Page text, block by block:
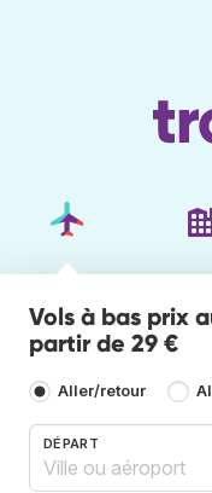
Vols à bas prix
partir de 29 €
Aller/retour
DÉPART